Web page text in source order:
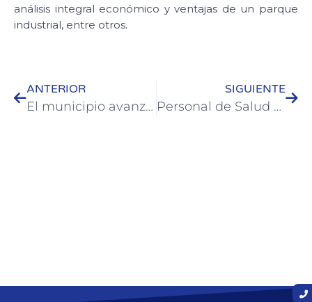
análisis integral económico y ventajas de un parque
industrial, entre otros.
ANTERIOR
El municipio avanza con diferentes obras en la Ciudad
SIGUIENTE
Personal de Salud Municipal de Colón realiza concientización sobre el Dengue